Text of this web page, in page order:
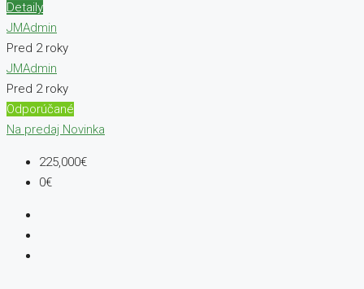
Detaily
JMAdmin
Pred 2 roky
JMAdmin
Pred 2 roky
Odporúčané
Na predaj Novinka
225,000€
0€